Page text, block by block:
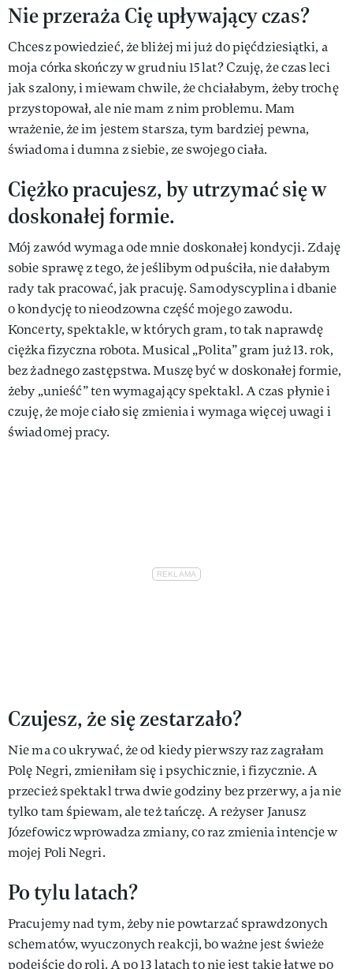
Nie przeraża Cię upływający czas?
Chcesz powiedzieć, że bliżej mi już do pięćdziesiątki, a
moja córka skończy w grudniu 15 lat? Czuję, że czas leci
jak szalony, i miewam chwile, że chciałabym, żeby trochę
przystopował, ale nie mam z nim problemu. Mam
wrażenie, że im jestem starsza, tym bardziej pewna,
świadoma i dumna z siebie, ze swojego ciała.
Ciężko pracujesz, by utrzymać się w
doskonałej formie.
Mój zawód wymaga ode mnie doskonałej kondycji. Zdaję
sobie sprawę z tego, że jeślibym odpuściła, nie dałabym
rady tak pracować, jak pracuję. Samodyscyplina i dbanie
o kondycję to nieodzowna część mojego zawodu.
Koncerty, spektakle, w których gram, to tak naprawdę
ciężka fizyczna robota. Musical „Polita” gram już 13. rok,
bez żadnego zastępstwa. Muszę być w doskonałej formie,
żeby „unieść” ten wymagający spektakl. A czas płynie i
czuję, że moje ciało się zmienia i wymaga więcej uwagi i
świadomej pracy.
Czujesz, że się zestarzało?
Nie ma co ukrywać, że od kiedy pierwszy raz zagrałam
Polę Negri, zmieniłam się i psychicznie, i fizycznie. A
przecież spektakl trwa dwie godziny bez przerwy, a ja nie
tylko tam śpiewam, ale też tańczę. A reżyser Janusz
Józefowicz wprowadza zmiany, co raz zmienia intencje w
mojej Poli Negri.
Po tylu latach?
Pracujemy nad tym, żeby nie powtarzać sprawdzonych
schematów, wyuczonych reakcji, bo ważne jest świeże
podejście do roli. A po 13 latach to nie jest takie łatwe po